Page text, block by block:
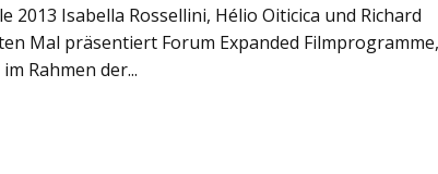
Isabella Rossellini, Hélio Oiticica und Richard
Mal präsentiert Forum Expanded
Rahmen der...